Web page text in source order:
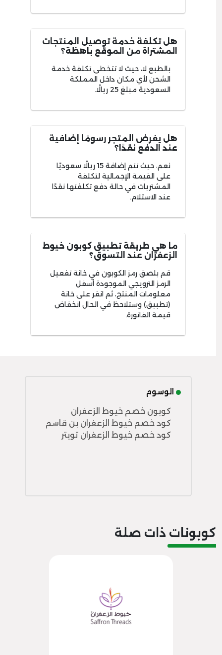
هل تكلفة خدمة توصيل المنتجات
المشتراة من الموقع باهظة؟
بالطبع لا، حيث لا تتخطى تكلفة خدمة
الشحن لأي مكان داخل المملكة
السعودية مبلغ 25 ريالًا.
هل يفرض المتجر رسومًا إضافية
عند الدفع نقدًا؟
نعم، حيث تتم إضافة 15 ريالًا سعوديًا
على القيمة الإجمالية لتكلفة
المشتريات في حالة دفع تكلفتها نقدًا
عند الاستلام.
ما هي طريقة تطبيق كوبون خيوط
الزعفران عند التسوق؟
قم بلصق رمز الكوبون في خانة تفعيل
الرمز الترويجي الموجودة أسفل
معلومات المنتج، ثم انقر على خانة
(تطبيق) وستلاحظ في الحال انخفاض
قيمة الفاتورة.
الوسوم
كوبون خصم خيوط الزعفران
كود خصم خيوط الزعفران بن قاسم
كود خصم خيوط الزعفران تويتر
كوبونات ذات صلة